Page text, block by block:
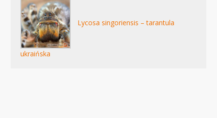
Lycosa singoriensis – tarantula
ukraińska